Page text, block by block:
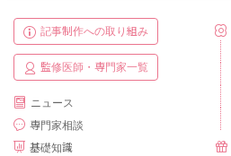
記事制作への取り組み
監修医師・専門家一覧
ニュース
専門家相談
基礎知識